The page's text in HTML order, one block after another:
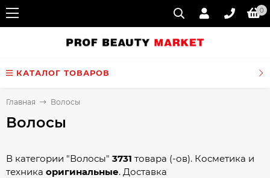
0
КАТАЛОГ ТОВАРОВ
Главная Волосы
Волосы
В категории "Волосы" 3731 товара (-ов). Косметика и
техника оригинальные. Доставка